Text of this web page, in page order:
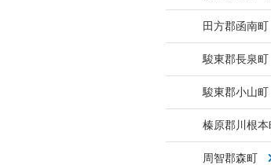
田方郡函南町
駿東郡長泉町
駿東郡小山町
榛原郡川根本
周智郡森町